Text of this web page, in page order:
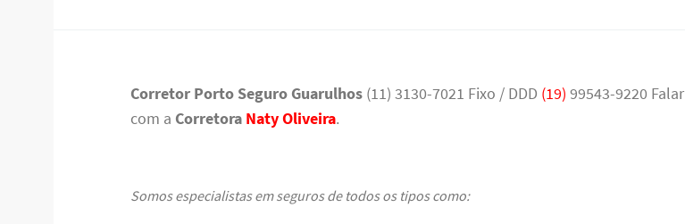
Corretor Porto Seguro Guarulhos (11) 3130-7021 Fixo / DDD (19) 99543-9220 Falar
com a Corretora Naty Oliveira.
Somos especialistas em seguros de todos os tipos como: